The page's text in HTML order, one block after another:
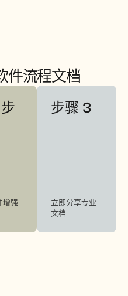
件流程文档
增强
步骤 3
立即分享专业
文档